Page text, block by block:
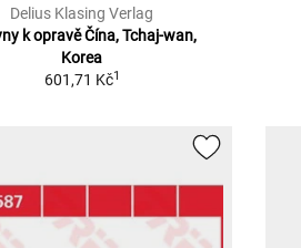
Delius Klasing Verlag
k opravě Čína, Tchaj-wan,
Korea
601,71 Kč1